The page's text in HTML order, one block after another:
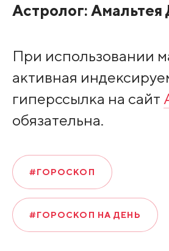
Астролог: Амальтея
При использовании
активная
гиперссылка на сайт
обязательна.
#ГОРОСКОП
#ГОРОСКОП НА ДЕНЬ